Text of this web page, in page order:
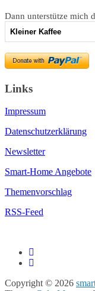
Dann unterstütze mich
Links
Impressum
Datenschutzerklärung
Newsletter
Smart-Home Angebote
Themenvorschlag
RSS-Feed
Copyright © 2026